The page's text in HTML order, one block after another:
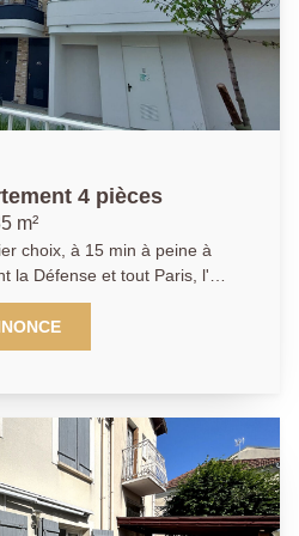
proche des commerces
Rafraîchissement à
contactez-nous pour une
29
BEZONS _ Appartement 4 pièces
m²
choix, à 15 min à peine à
la Défense et tout Paris, l'
BEZONS vous présente ce
4 pièces 3 chambres au sein
de 2024, à taille
chambre, une salle d 'eau
découvrirez ensuite un
de quasi 30m2 ,lumineux, et
composé d'un espace
équipée et